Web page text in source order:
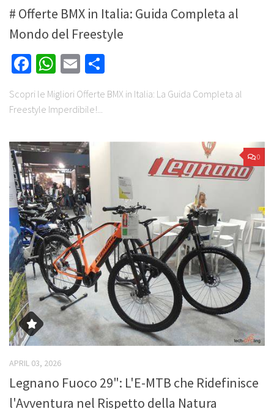
# Offerte BMX in Italia: Guida Completa al
Mondo del Freestyle
Facebook
WhatsApp
Email
Scopri le Migliori Offerte BMX in Italia: La Guida Completa al
Freestyle Imperdibile!...
0
APRIL 03, 2026
Legnano Fuoco 29": L'E-MTB che Ridefinisce
l'Avventura nel Rispetto della Natura